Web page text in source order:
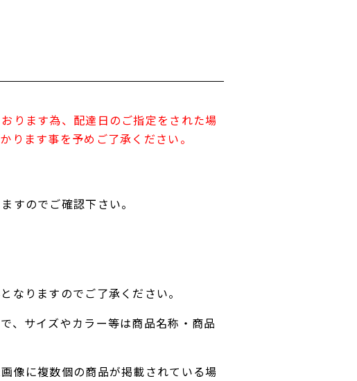
ります為、配達日のご指定をされた場
ります事を予めご了承ください。
すのでご確認下さい。
りますのでご了承ください。
、サイズやカラー等は商品名称・商品
像に複数個の商品が掲載されている場